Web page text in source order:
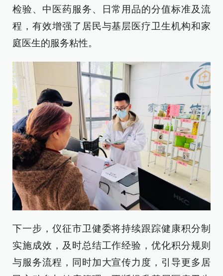
检验、中医药服务、日常用品的分值标准及流
程，有效增强了居民与基层医疗卫生机构和家
庭医生的服务粘性。
下一步，仪征市卫健委将持续跟踪健康积分制
实施成效，及时总结工作经验，优化积分规则
与服务流程，同时加大宣传力度，引导更多居